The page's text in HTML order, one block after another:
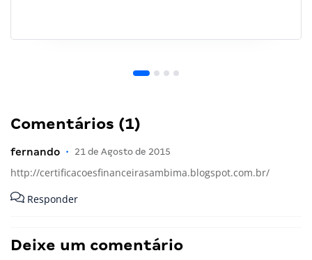
Comentários (1)
fernando • 21 de Agosto de 2015
http://certificacoesfinanceirasambima.blogspot.com.br/
Responder
Deixe um comentário